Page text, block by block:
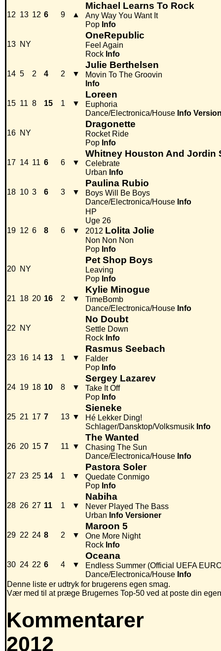
12 13 12 6 9 ▲
Michael Learns To Rock
Any Way You Want It
Pop Info
13 NY
OneRepublic
Feel Again
Rock Info
14 5 2 4 2 ▼
Julie Berthelsen
Movin To The Groovin
Info
15 11 8 15 1 ▼
Loreen
Euphoria
Dance/Electronica/House Info
16 NY
Dragonette
Rocket Ride
Pop Info
17 14 11 6 6 ▼
Whitney Houston And Jordin
Celebrate
Urban Info
18 10 3 6 3 ▼
Paulina Rubio
Boys Will Be Boys
Dance/Electronica/House Info
19 12 6 8 6 ▼
HP
Uge 26
2012 Lolita Jolie
Non Non Non
Pop Info
20 NY
Pet Shop Boys
Leaving
Pop Info
21 18 20 16 2 ▼
Kylie Minogue
TimeBomb
Dance/Electronica/House Info
22 NY
No Doubt
Settle Down
Rock Info
23 16 14 13 1 ▼
Rasmus Seebach
Falder
Pop Info
24 19 18 10 8 ▼
Sergey Lazarev
Take It Off
Pop Info
25 21 17 7 13 ▼
Sieneke
Hé Lekker Ding!
Schlager/Dansktop/Volksmusik Info
26 20 15 7 11 ▼
The Wanted
Chasing The Sun
Dance/Electronica/House Info
27 23 25 14 1 ▼
Pastora Soler
Quedate Conmigo
Pop Info
28 26 27 11 1 ▼
Nabiha
Never Played The Bass
Urban Info Versioner
29 22 24 8 2 ▼
Maroon 5
One More Night
Rock Info
30 24 22 6 4 ▼
Oceana
Endless Summer (Official UEFA
Dance/Electronica/House Info
Denne liste er udtryk for brugerens egen smag.
Vær med til at præge Brugernes Top-50 ved at poste din
Kommentarer
2012